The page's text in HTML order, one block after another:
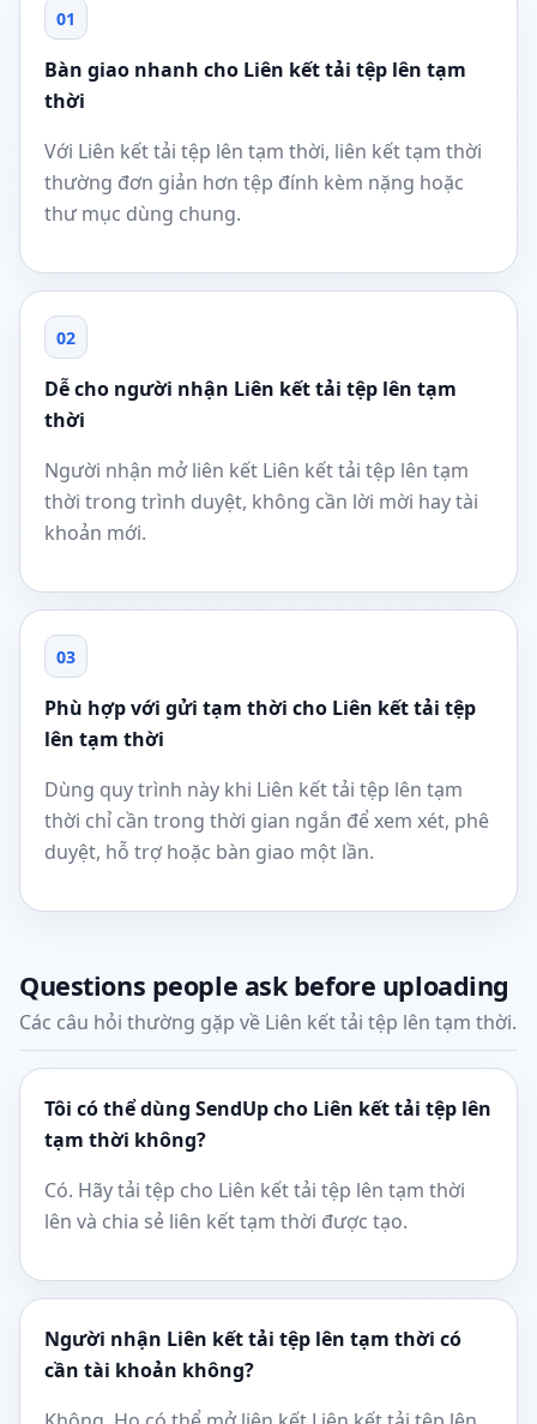
01
Bàn giao nhanh cho Liên kết tải tệp lên tạm
thời
Với Liên kết tải tệp lên tạm thời, liên kết tạm thời
thường đơn giản hơn tệp đính kèm nặng hoặc
thư mục dùng chung.
02
Dễ cho người nhận Liên kết tải tệp lên tạm
thời
Người nhận mở liên kết Liên kết tải tệp lên tạm
thời trong trình duyệt, không cần lời mời hay tài
khoản mới.
03
Phù hợp với gửi tạm thời cho Liên kết tải tệp
lên tạm thời
Dùng quy trình này khi Liên kết tải tệp lên tạm
thời chỉ cần trong thời gian ngắn để xem xét, phê
duyệt, hỗ trợ hoặc bàn giao một lần.
Questions people ask before uploading
Các câu hỏi thường gặp về Liên kết tải tệp lên tạm thời.
Tôi có thể dùng SendUp cho Liên kết tải tệp lên
tạm thời không?
Có. Hãy tải tệp cho Liên kết tải tệp lên tạm thời
lên và chia sẻ liên kết tạm thời được tạo.
Người nhận Liên kết tải tệp lên tạm thời có
cần tài khoản không?